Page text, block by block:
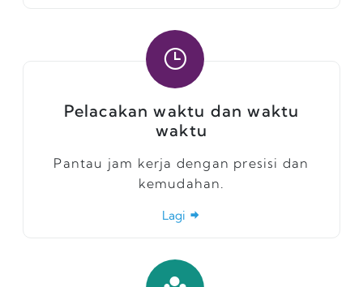
Pelacakan waktu dan waktu
waktu
Pantau jam kerja dengan presisi dan
kemudahan.
Lagi